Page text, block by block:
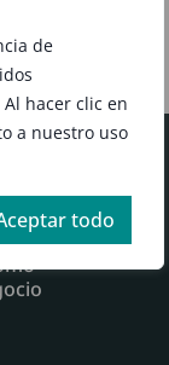
de
hacer clic en
a nuestro uso
todo